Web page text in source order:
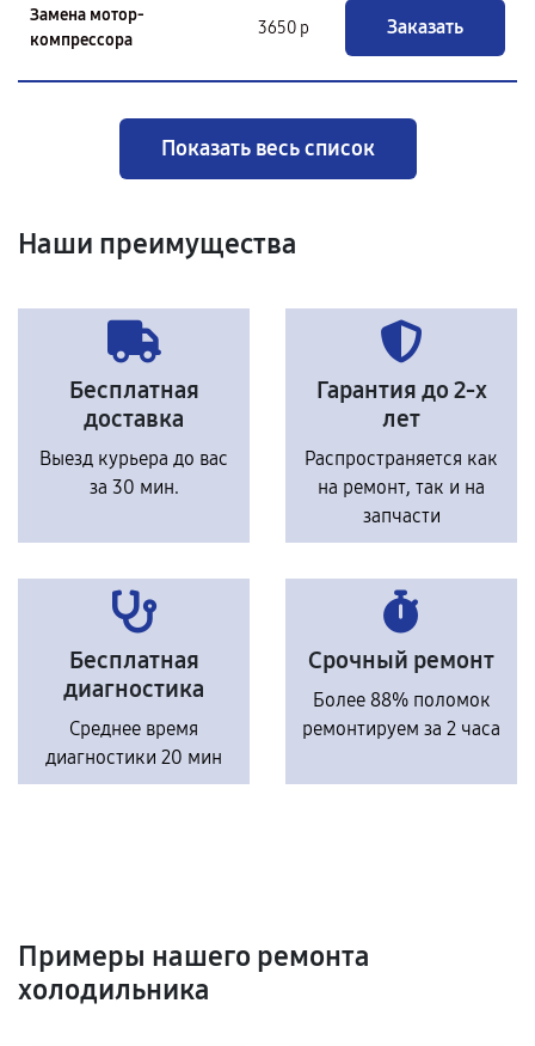
Замена мотор-
компрессора
3650 р Заказать
Показать весь список
Наши преимущества
Бесплатная
доставка
Выезд курьера до вас
за 30 мин.
Гарантия до 2-х
лет
Распространяется как
на ремонт, так и на
запчасти
Бесплатная
диагностика
Среднее время
диагностики 20 мин
Срочный ремонт
Более 88% поломок
ремонтируем за 2 часа
Примеры нашего ремонта
холодильника